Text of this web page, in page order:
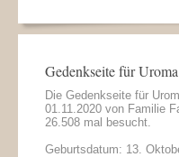
Gedenkseite für
Die Gedenkseite für
01.11.2020 von Familie
26.508 mal besucht.
Geburtsdatum: 13.